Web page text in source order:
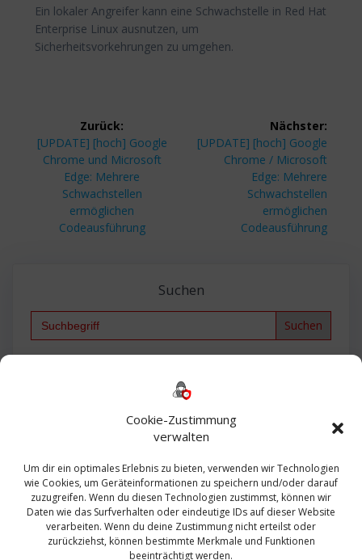
Cookie-Zustimmung
verwalten
Um dir ein optimales Erlebnis zu bieten, verwenden wir Technologien
wie Cookies, um Geräteinformationen zu speichern und/oder darauf
zuzugreifen. Wenn du diesen Technologien zustimmst, können wir
Daten wie das Surfverhalten oder eindeutige IDs auf dieser Website
verarbeiten. Wenn du deine Zustimmung nicht erteilst oder
zurückziehst, können bestimmte Merkmale und Funktionen
beeinträchtigt werden.
Ein lokaler Angreifer kann eine Schwachstelle in Red Hat
Enterprise Linux ausnutzen, um
Sicherheitsvorkehrungen zu umgehen.
Beitragsnavigation
Zurück:
Vorheriger
Beitrag:
[UPDATE] [hoch] Google
Chrome und Microsoft
Edge: Mehrere
Schwachstellen
ermöglichen
Codeausführung
Nächster:
Nächster
Beitrag:
[UPDATE] [hoch] Google
Chrome / Microsoft
Edge: Mehrere
Schwachstellen
ermöglichen
Codeausführung
Suchen
Search
Bautagebuch
Exchange firewall Fritzbox
Microsoft
Sanierung SBS Security Server Sicherheit
Sicherung SIEM Sophos SSL Ubuntu
Update Upgrade UTM VCenter VCSA Veeam
VMWare VPN WAZUH Windows
Zertifikat